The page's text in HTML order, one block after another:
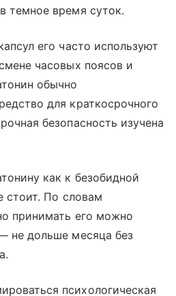
темное время суток.
его часто используют
часовых поясов и
обычно
для краткосрочного
безопасность изучена
как к безобидной
стоит. По словам
принимать его можно
не дольше месяца без
психологическая